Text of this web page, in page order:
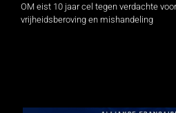
OM eist 10 jaar cel tegen verdachte
vrijheidsberoving en mishandeling